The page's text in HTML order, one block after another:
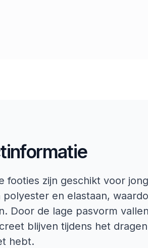
footies zijn geschikt voor
polyester en elastaan,
Door de lage pasvorm
blijven tijdens het
hebt.